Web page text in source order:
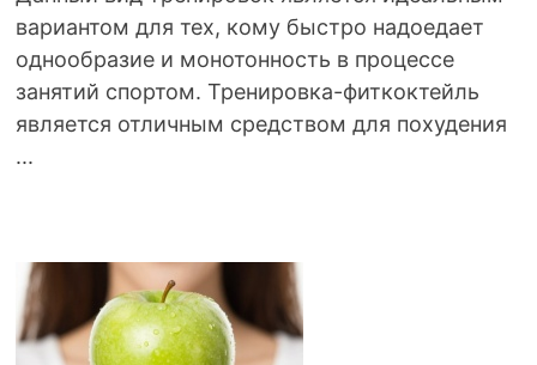
вариантом для тех, кому быстро надоедает
однообразие и монотонность в процессе
занятий спортом. Тренировка-фиткоктейль
является отличным средством для похудения
...